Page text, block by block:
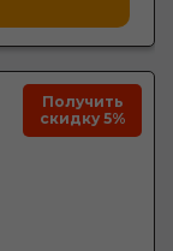
Получить
скидку 5%